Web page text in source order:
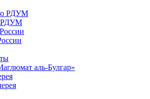
о РДУМ
РДУМ
аль-Булгар»